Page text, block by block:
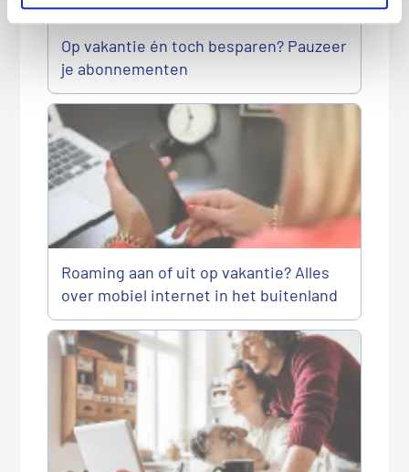
Op vakantie én toch besparen? Pauzeer
je abonnementen
Roaming aan of uit op vakantie? Alles
over mobiel internet in het buitenland